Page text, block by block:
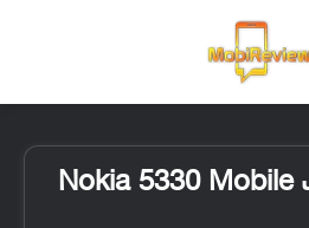
سعر ومواصفات Nokia 5330 Mobile